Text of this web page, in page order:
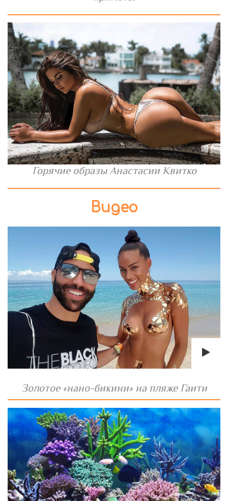
Горячие образы Анастасии Квитко
Видео
Золотое «нано-бикини» на пляже Гаити